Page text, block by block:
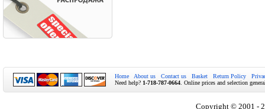
Home About us Contact us Basket Return Policy
Need help? 1-718-787-0664 . Online prices and selection
Copyright © 2001 -